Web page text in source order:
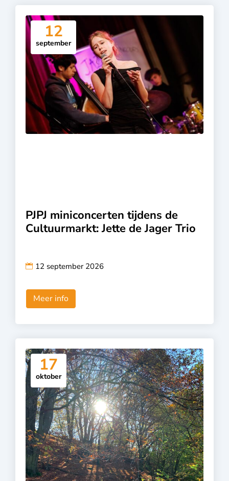
12
september
PJPJ miniconcerten tijdens de
Cultuurmarkt: Jette de Jager Trio
12 september 2026
Meer info
17
oktober